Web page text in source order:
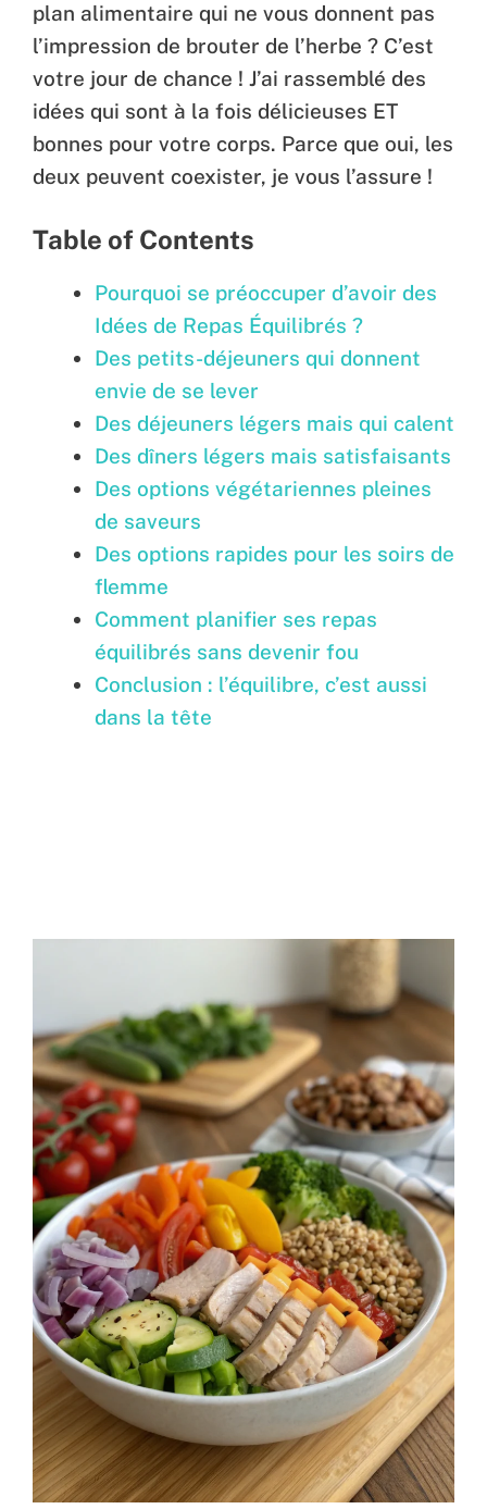
plan alimentaire qui ne vous donnent pas
l’impression de brouter de l’herbe ? C’est
votre jour de chance ! J’ai rassemblé des
idées qui sont à la fois délicieuses ET
bonnes pour votre corps. Parce que oui, les
deux peuvent coexister, je vous l’assure !
Table of Contents
Pourquoi se préoccuper d’avoir des
Idées de Repas Équilibrés ?
Des petits-déjeuners qui donnent
envie de se lever
Des déjeuners légers mais qui calent
Des dîners légers mais satisfaisants
Des options végétariennes pleines
de saveurs
Des options rapides pour les soirs de
flemme
Comment planifier ses repas
équilibrés sans devenir fou
Conclusion : l’équilibre, c’est aussi
dans la tête